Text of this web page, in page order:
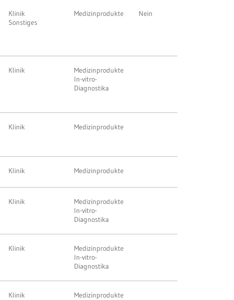
Klinik
Sonstiges
Medizinprodukte Nein
Klinik
Medizinprodukte
In-vitro-
Diagnostika
Klinik Medizinprodukte
Klinik Medizinprodukte
Klinik
Medizinprodukte
In-vitro-
Diagnostika
Klinik
Medizinprodukte
In-vitro-
Diagnostika
Klinik Medizinprodukte